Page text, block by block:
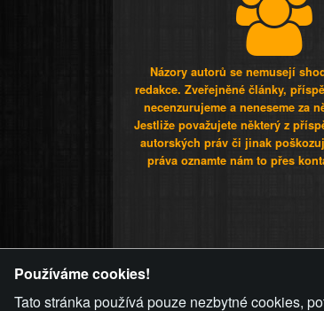
Názory autorů se nemusejí
redakce. Zveřejněné články,
necenzurujeme a neneseme za
Jestliže považujete některý z
autorských práv či jinak
práva oznamte nám to přes
Používáme cookies!
Tato stránka používá pouze nezbytné cookies,